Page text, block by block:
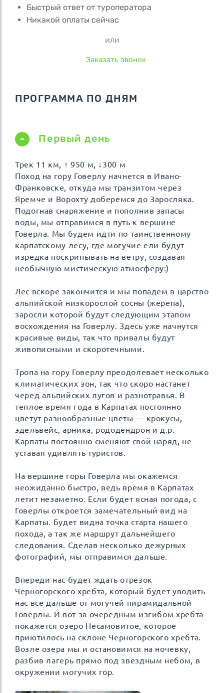
Быстрый ответ от туроператора
Никакой оплаты сейчас
или
Заказать звонок
ПРОГРАММА ПО ДНЯМ
Первый день
Трек 11 км, ↑ 950 м, ↓300 м
Поход на гору Говерлу начнется в Ивано-
Франковске, откуда мы транзитом через
Яремче и Ворохту доберемся до Заросляка.
Подогнав снаряжение и пополнив запасы
воды, мы отправимся в путь к вершине
Говерла. Мы будем идти по таинственному
карпатскому лесу, где могучие ели будут
изредка поскрипывать на ветру, создавая
необычную мистическую атмосферу:)
Лес вскоре закончится и мы попадем в царство
альпийской низкорослой сосны (жерепа),
заросли которой будут следующим этапом
восхождения на Говерлу. Здесь уже начнутся
красивые виды, так что привалы будут
живописными и скоротечными.
Тропа на гору Говерлу преодолевает несколько
климатических зон, так что скоро настанет
черед альпийских лугов и разнотравья. В
теплое время года в Карпатах постоянно
цветут разнообразные цветы — крокусы,
эдельвейс, арника, рододендрон и д.р.
Карпаты постоянно сменяют свой наряд, не
уставая удивлять туристов.
На вершине горы Говерла мы окажемся
неожиданно быстро, ведь время в Карпатах
летит незаметно. Если будет ясная погода, с
Говерлы откроется замечательный вид на
Карпаты. Будет видна точка старта нашего
похода, а так же маршрут дальнейшего
следования. Сделав несколько дежурных
фотографий, мы отправимся дальше.
Впереди нас будет ждать отрезок
Черногорского хребта, который будет уводить
нас все дальше от могучей пирамидальной
Говерлы. И вот за очередным изгибом хребта
покажется озеро Несамовитое, которое
приютилось на склоне Черногорского хребта.
Возле озера мы и остановимся на ночевку,
разбив лагерь прямо под звездным небом, в
окружении могучих гор.